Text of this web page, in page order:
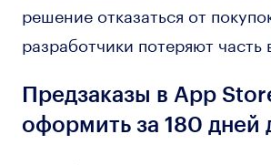
решение отказаться от
разработчики потеряют часть
Предзаказы в App
оформить за 180 дней